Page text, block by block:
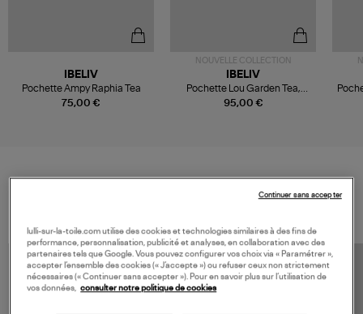
75,00 €
IBELIV
Pochette Ampy Raphia Tea
NOUVELLE COLLECTION
95,00 €
IBELIV
Pochette Lou Garden Tea,
Collaboration Ibeliv x Véronika
lulli-sur-la-toile.com utilise des cookies et technologies similaires à des fins de
performance, personnalisation, publicité et analyses, en collaboration avec des
partenaires tels que Google. Vous pouvez configurer vos choix via « Paramétrer »,
accepter l’ensemble des cookies (« J’accepte ») ou refuser ceux non strictement
nécessaires (« Continuer sans accepter »). Pour en savoir plus sur l’utilisation de
vos données, consulter notre politique de cookies
Continuer sans accepter